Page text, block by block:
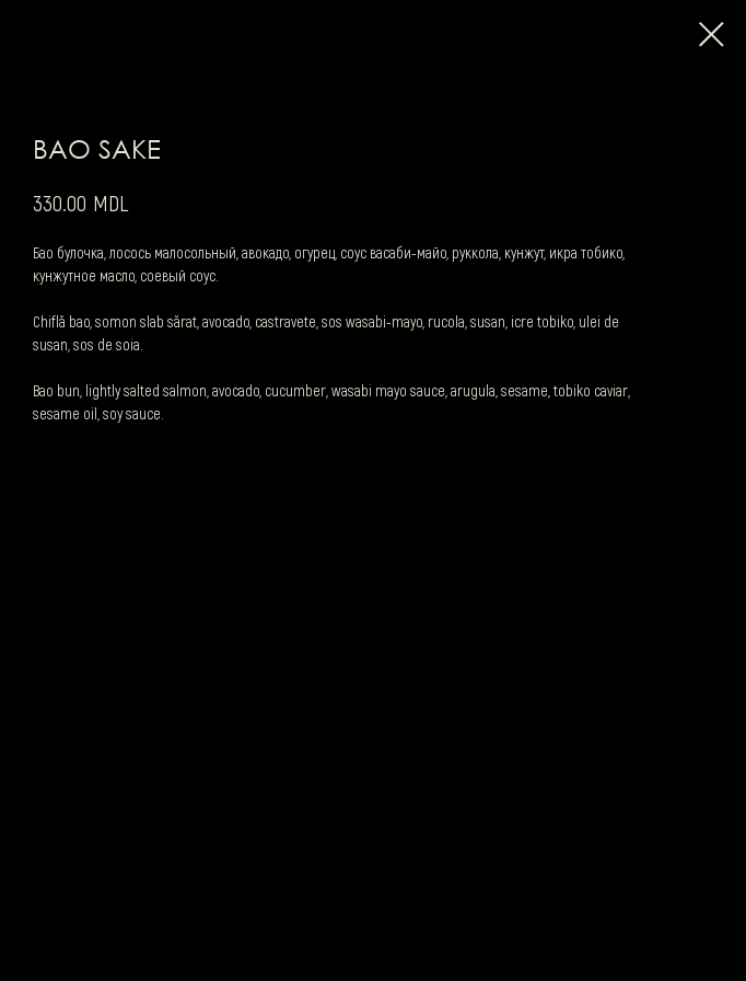
BAO SAKE
330.00 MDL
Бао булочка, лосось малосольный, авокадо, огурец, соус васаби-майо, руккола, кунжут, икра тобико,
кунжутное масло, соевый соус.
Chiflă bao, somon slab sărat, avocado, castravete, sos wasabi-mayo, rucola, susan, icre tobiko, ulei de
susan, sos de soia.
Bao bun, lightly salted salmon, avocado, cucumber, wasabi mayo sauce, arugula, sesame, tobiko caviar,
sesame oil, soy sauce.